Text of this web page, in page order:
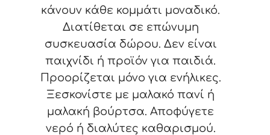
κάνουν κάθε κομμάτι μοναδικό.
Διατίθεται σε επώνυμη
συσκευασία δώρου. Δεν είναι
παιχνίδι ή προϊόν για παιδιά.
Προορίζεται μόνο για ενήλικες.
Ξεσκονίστε με μαλακό πανί ή
μαλακή βούρτσα. Αποφύγετε
νερό ή διαλύτες καθαρισμού.